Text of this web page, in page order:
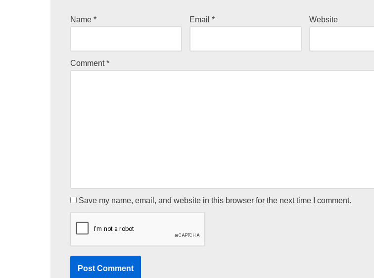
Name * Email* Website
Comment*
Save my name, email, and website in this browser for the next time I comment.